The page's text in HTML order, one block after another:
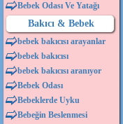
Bebek Odası Ve Yatağı
Bakıcı & Bebek
bebek bakıcısı arayanlar
bebek bakıcısı
bebek bakıcısı aranıyor
Bebek Odası
Bebeklerde Uyku
Bebeğin Beslenmesi